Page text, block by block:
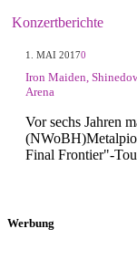
Konzertberichte
1. MAI 20170
Iron Maiden,
Arena
Vor sechs Jahren
Final Frontier"-
Werbung